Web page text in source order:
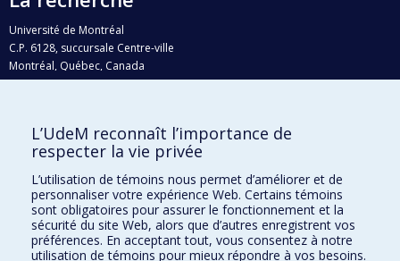
Université de Montréal
C.P. 6128, succursale Centre-ville
Montréal, Québec, Canada
H3C 3J7
Qui fait quoi?
Nous trouver
Plan du site
Accessibilité
L’UdeM reconnaît l’importance de
respecter la vie privée
L’utilisation de témoins nous permet d’améliorer et de
personnaliser votre expérience Web. Certains témoins
sont obligatoires pour assurer le fonctionnement et la
sécurité du site Web, alors que d’autres enregistrent vos
préférences. En acceptant tout, vous consentez à notre
utilisation de témoins pour mieux répondre à vos besoins.